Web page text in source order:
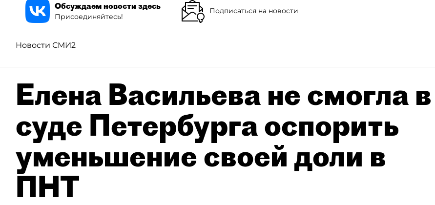
Обсуждаем новости здесь
Присоединяйтесь!
Подписаться на новости
Новости СМИ2
Елена Васильева не смогла в
суде Петербурга оспорить
уменьшение своей доли в
ПНТ